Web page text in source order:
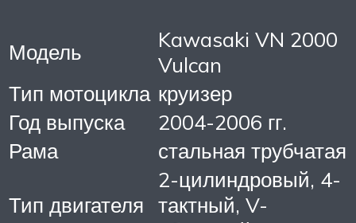
Модель
Kawasaki VN 2000
Vulcan
Тип мотоцикла круизер
Год выпуска
2004-2006 гг.
Рама
стальная трубчатая
Тип двигателя
2-цилиндровый, 4-
тактный, V-